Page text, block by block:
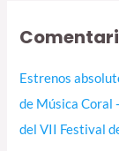
Estrenos
de Música Coral
del VII Festival